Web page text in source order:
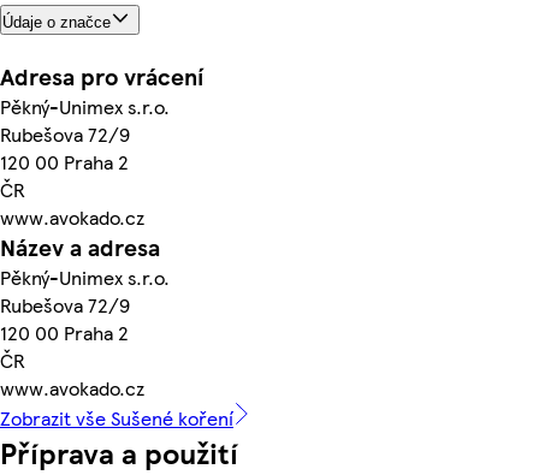
Údaje o značce
Adresa pro vrácení
Pěkný-Unimex s.r.o.
Rubešova 72/9
120 00 Praha 2
ČR
www.avokado.cz
Název a adresa
Pěkný-Unimex s.r.o.
Rubešova 72/9
120 00 Praha 2
ČR
www.avokado.cz
Zobrazit vše Sušené koření
Příprava a použití